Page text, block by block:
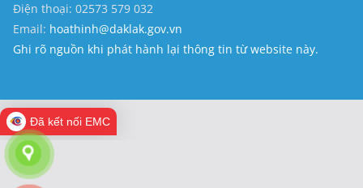
Điện thoại: 02573 579 032
Email: hoathinh@daklak.gov.vn
Ghi rõ nguồn khi phát hành lại thông tin từ website này.
Đã kết nối EMC